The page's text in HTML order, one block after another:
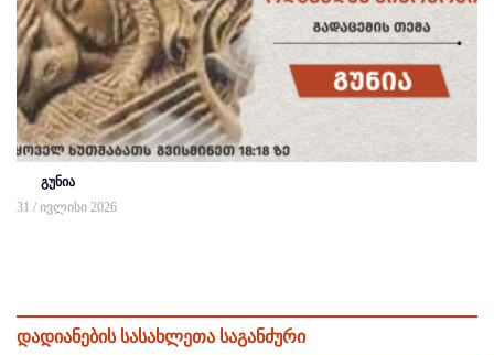
გუნია
31 / ივლისი 2026
დადიანების სასახლეთა საგანძური